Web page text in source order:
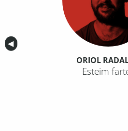
Anterior
◀︎
ORIOL
Esteim